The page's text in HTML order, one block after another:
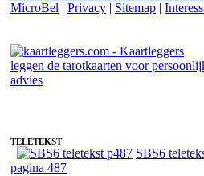
MicroBel | Privacy | Sitemap |
TELETEKST
SBS6
pagina 487